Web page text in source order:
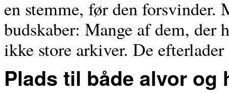
en stemme, før den forsvinder.
budskaber: Mange af dem, der
ikke store arkiver. De
Plads til både alvor og